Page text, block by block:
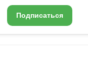
Подписаться